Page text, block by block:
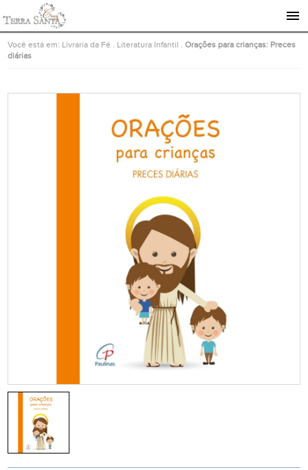
Ir para a página inicial
Você está em: Livraria da Fé Literatura Infantil .Orações para crianças: Preces
diárias